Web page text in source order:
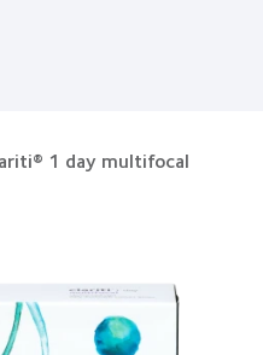
1 day multifocal